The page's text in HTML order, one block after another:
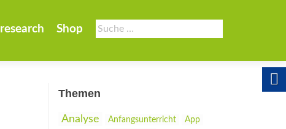
Suche
nach:
research Shop
Themen
Analyse Anfangsunterricht
App